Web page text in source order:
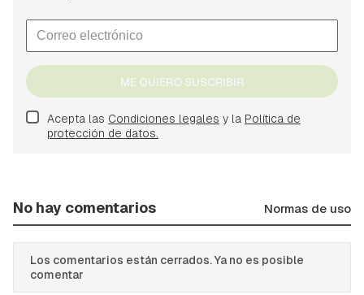
ME QUIERO SUSCRIBIR
Acepta las Condiciones legales y la Política de
protección de datos.
No hay comentarios Normas de uso
Los comentarios están cerrados. Ya no es posible
comentar